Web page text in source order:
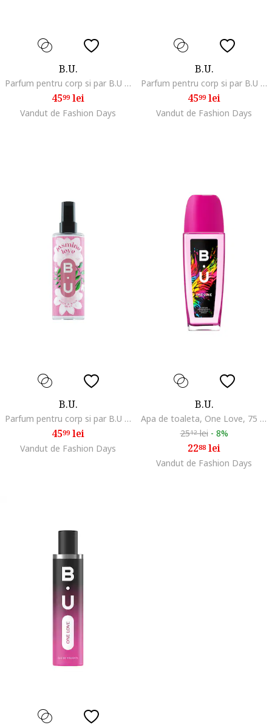
B.U.
Parfum pentru corp si par B.U Brazilian Soul, 200 ml
4599lei
Vandut de Fashion Days
B.U.
Parfum pentru corp si par B.U Ipanema Girl, 200 ml
4599lei
Vandut de Fashion Days
B.U.
Parfum pentru corp si par B.U Jasmine Love, 200 ml
4599lei
Vandut de Fashion Days
B.U.
Apa de toaleta, One Love, 75 ml
2512lei - 8%
2288 lei
Vandut de Fashion Days